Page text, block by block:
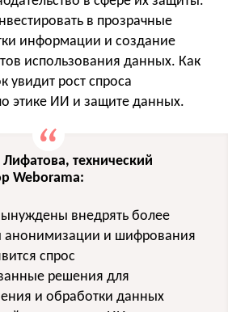
в прозрачные
информации и создание
использования данных. Как
увидит рост спроса
этике ИИ и защите данных.
Лифатова, технический
Weborama:
внедрять более
анонимизации и шифрования
спрос
решения для
и обработки данных